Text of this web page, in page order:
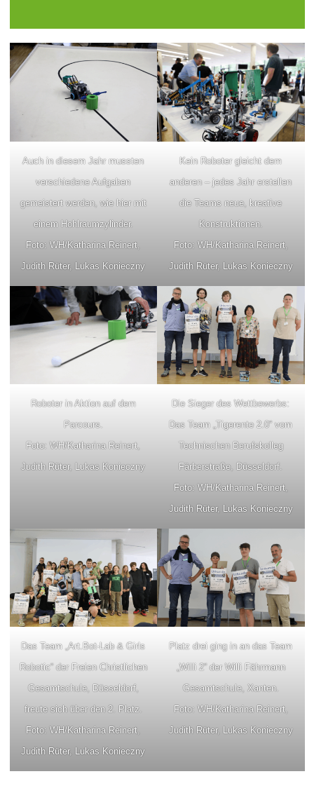
Auch in diesem Jahr mussten
verschiedene Aufgaben
gemeistert werden, wie hier mit
einem Hohlraumzylinder.
Foto: WH/Katharina Reinert,
Judith Rüter, Lukas Konieczny
Kein Roboter gleicht dem
anderen – jedes Jahr erstellen
die Teams neue, kreative
Konstruktionen.
Foto: WH/Katharina Reinert,
Judith Rüter, Lukas Konieczny
Roboter in Aktion auf dem
Parcours.
Foto: WH/Katharina Reinert,
Judith Rüter, Lukas Konieczny
Die Sieger des Wettbewerbs:
Das Team „Tigerente 2.0“ vom
Technischen Berufskolleg
Färberstraße, Düsseldorf.
Foto: WH/Katharina Reinert,
Judith Rüter, Lukas Konieczny
Das Team „Art.Bot-Lab & Girls
Robotic“ der Freien Christlichen
Gesamtschule, Düsseldorf,
freute sich über den 2. Platz.
Foto: WH/Katharina Reinert,
Judith Rüter, Lukas Konieczny
Platz drei ging in an das Team
„Willi 2“ der Willi Fährmann
Gesamtschule, Xanten.
Foto: WH/Katharina Reinert,
Judith Rüter, Lukas Konieczny